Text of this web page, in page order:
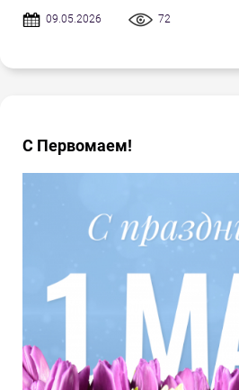
09.05.2026 72
С Первомаем!